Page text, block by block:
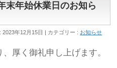
末年始休業日のお知ら
2023年12月15日 カテゴリー : お知らせ
厚く御礼申し上げます。